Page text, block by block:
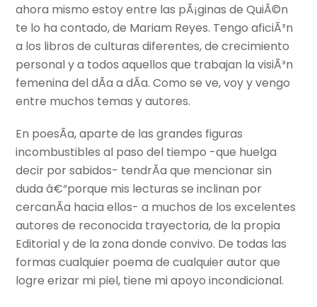
ahora mismo estoy entre las pÃ¡ginas de QuiÃ©n
te lo ha contado, de Mariam Reyes. Tengo aficiÃ³n
a los libros de culturas diferentes, de crecimiento
personal y a todos aquellos que trabajan la visiÃ³n
femenina del dÃ­a a dÃ­a. Como se ve, voy y vengo
entre muchos temas y autores.
En poesÃ­a, aparte de las grandes figuras
incombustibles al paso del tiempo -que huelga
decir por sabidos- tendrÃ­a que mencionar sin
duda â€“porque mis lecturas se inclinan por
cercanÃ­a hacia ellos- a muchos de los excelentes
autores de reconocida trayectoria, de la propia
Editorial y de la zona donde convivo. De todas las
formas cualquier poema de cualquier autor que
logre erizar mi piel, tiene mi apoyo incondicional.